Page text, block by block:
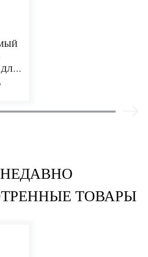
НЕДАВНО
ТОВАРЫ